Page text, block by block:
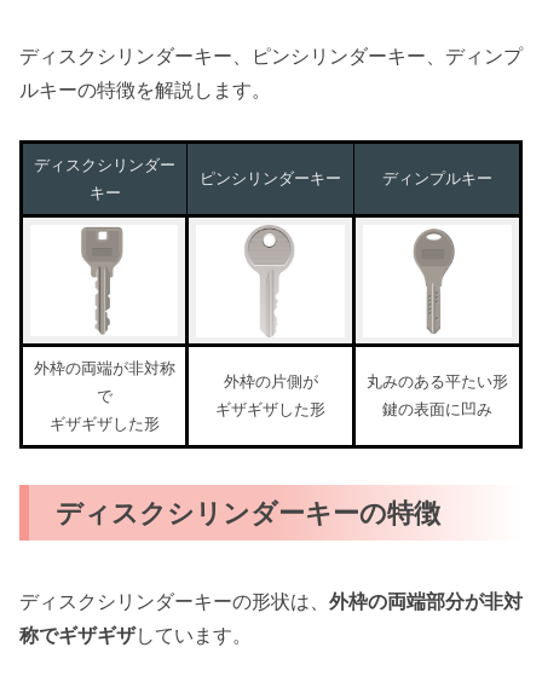
ディスクシリンダーキー、ピンシリンダーキー、ディンプ
ルキーの特徴を解説します。
ディスクシリンダー
キー
ピンシリンダーキー ディンプルキー
外枠の両端が非対称
で
ギザギザした形
外枠の片側が
ギザギザした形
丸みのある平たい形
鍵の表面に凹み
ディスクシリンダーキーの特徴
ディスクシリンダーキーの形状は、 外枠の両端部分が非対
称でギザギザしています。